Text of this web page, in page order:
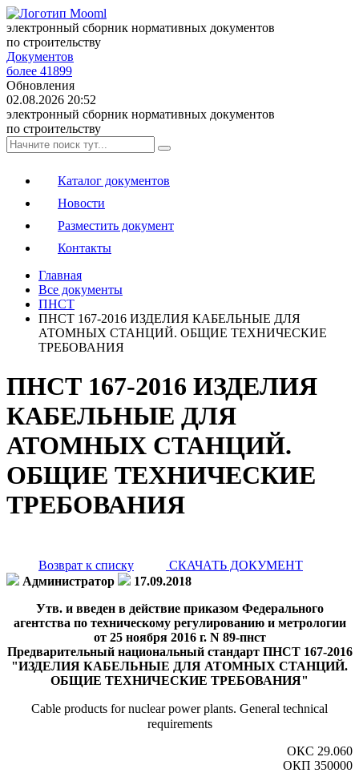
электронный сборник нормативных документов
по строительству
Документов
более 41899
Обновления
02.08.2026 20:52
электронный сборник нормативных документов
по строительству
Каталог документов
Новости
Разместить документ
Контакты
Главная
Все документы
ПНСТ
ПНСТ 167-2016 ИЗДЕЛИЯ КАБЕЛЬНЫЕ ДЛЯ
АТОМНЫХ СТАНЦИЙ. ОБЩИЕ ТЕХНИЧЕСКИЕ
ТРЕБОВАНИЯ
ПНСТ 167-2016 ИЗДЕЛИЯ
КАБЕЛЬНЫЕ ДЛЯ
АТОМНЫХ СТАНЦИЙ.
ОБЩИЕ ТЕХНИЧЕСКИЕ
ТРЕБОВАНИЯ
Возврат к списку
СКАЧАТЬ ДОКУМЕНТ
Администратор
17.09.2018
Утв. и введен в действие приказом Федерального
агентства по техническому регулированию и метрологии
от 25 ноября 2016 г. N 89-пнст
Предварительный национальный стандарт ПНСТ 167-2016
"ИЗДЕЛИЯ КАБЕЛЬНЫЕ ДЛЯ АТОМНЫХ СТАНЦИЙ.
ОБЩИЕ ТЕХНИЧЕСКИЕ ТРЕБОВАНИЯ"
Cable products for nuclear power plants. General technical
requirements
ОКС 29.060
ОКП 350000